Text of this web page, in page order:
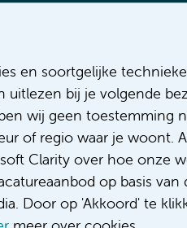
en soortgelijke
bij je volgende
wij geen toestemming
of regio waar je woont.
Clarity over hoe onze
op basis
Door op 'Akkoord' te
large
About us
Diversity &
Code of
Privacy
Complaint/